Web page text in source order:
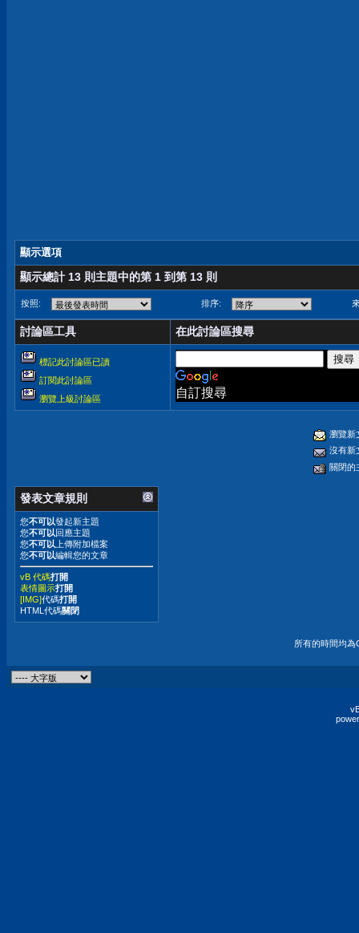
顯示選項
顯示總計 13 則主題中的第 1 到第 13 則
按照: 排序:
討論區工具 在此討論區搜尋
標記此討論區已讀
訂閱此討論區
瀏覽上級討論區
自訂搜尋
瀏覽新
沒有新
關閉的
發表文章規則
您不可以發起新主題
您不可以回應主題
您不可以 上傳附加檔案
您不可以編輯您的文章
vB 代碼打開
表情圖示打開
[IMG]代碼打開
HTML代碼關閉
所有的時間均為